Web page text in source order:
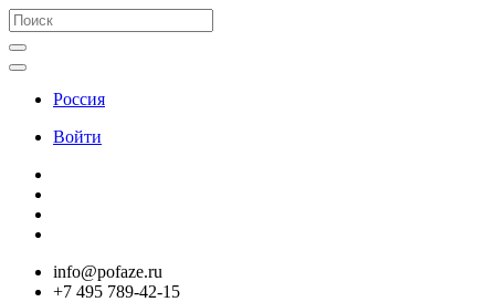
Россия
Войти
info@pofaze.ru
+7 495 789-42-15